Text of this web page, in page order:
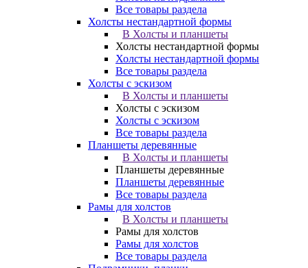
Все товары раздела
Холсты нестандартной формы
В Холсты и планшеты
Холсты нестандартной формы
Холсты нестандартной формы
Все товары раздела
Холсты с эскизом
В Холсты и планшеты
Холсты с эскизом
Холсты с эскизом
Все товары раздела
Планшеты деревянные
В Холсты и планшеты
Планшеты деревянные
Планшеты деревянные
Все товары раздела
Рамы для холстов
В Холсты и планшеты
Рамы для холстов
Рамы для холстов
Все товары раздела